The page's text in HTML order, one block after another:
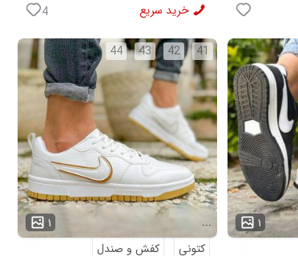
خرید سریع 4
۱
41
42
43
44
۱
...
کتونی
کفش و صندل